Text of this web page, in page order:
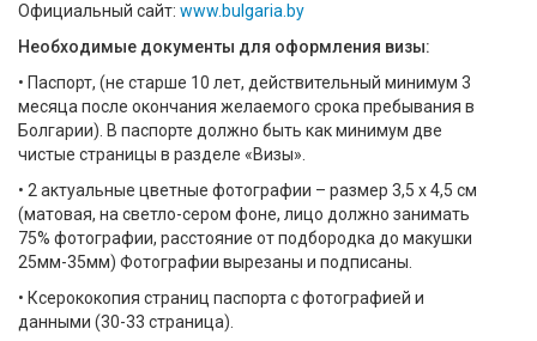
Официальный сайт: www.bulgaria.by
Необходимые документы для оформления визы:
• Паспорт, (не старше 10 лет, действительный минимум 3
месяца после окончания желаемого срока пребывания в
Болгарии). В паспорте должно быть как минимум две
чистые страницы в разделе «Визы».
• 2 актуальные цветные фотографии – размер 3,5 х 4,5 см
(матовая, на светло-сером фоне, лицо должно занимать
75% фотографии, расстояние от подбородка до макушки
25мм-35мм) Фотографии вырезаны и подписаны.
• Ксерококопия страниц паспорта с фотографией и
данными (30-33 страница).